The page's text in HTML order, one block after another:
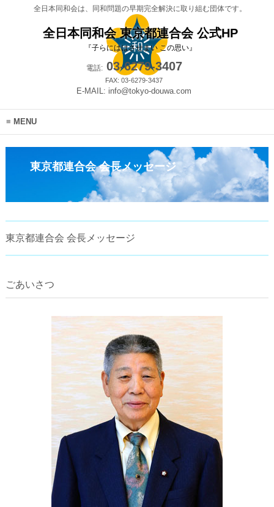
全日本同和会は、同和問題の早期完全解決に取り組む団体です。
全日本同和会 東京都連合会 公式HP
『子らにははさせまい この思い』
電話:03-6279-3407
FAX: 03-6279-3437
E-MAIL: info@tokyo-douwa.com
MENU
東京都連合会 会長メッセージ
東京都連合会 会長メッセージ
ごあいさつ